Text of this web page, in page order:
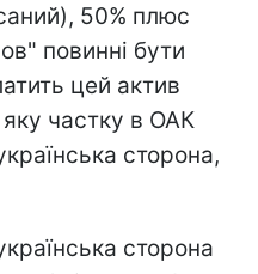
50% плюс
повинні бути
цей актив
частку в ОАК
сторона,
сторона